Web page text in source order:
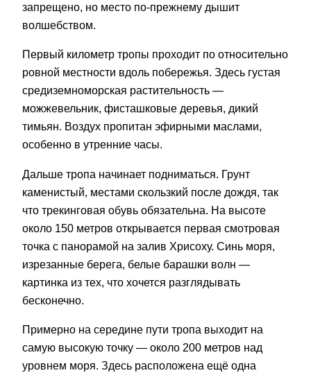
запрещено, но место по-прежнему дышит
волшебством.
Первый километр тропы проходит по относительно
ровной местности вдоль побережья. Здесь густая
средиземноморская растительность —
можжевельник, фисташковые деревья, дикий
тимьян. Воздух пропитан эфирными маслами,
особенно в утренние часы.
Дальше тропа начинает подниматься. Грунт
каменистый, местами скользкий после дождя, так
что трекинговая обувь обязательна. На высоте
около 150 метров открывается первая смотровая
точка с панорамой на залив Хрисоху. Синь моря,
изрезанные берега, белые барашки волн —
картинка из тех, что хочется разглядывать
бесконечно.
Примерно на середине пути тропа выходит на
самую высокую точку — около 200 метров над
уровнем моря. Здесь расположена ещё одна